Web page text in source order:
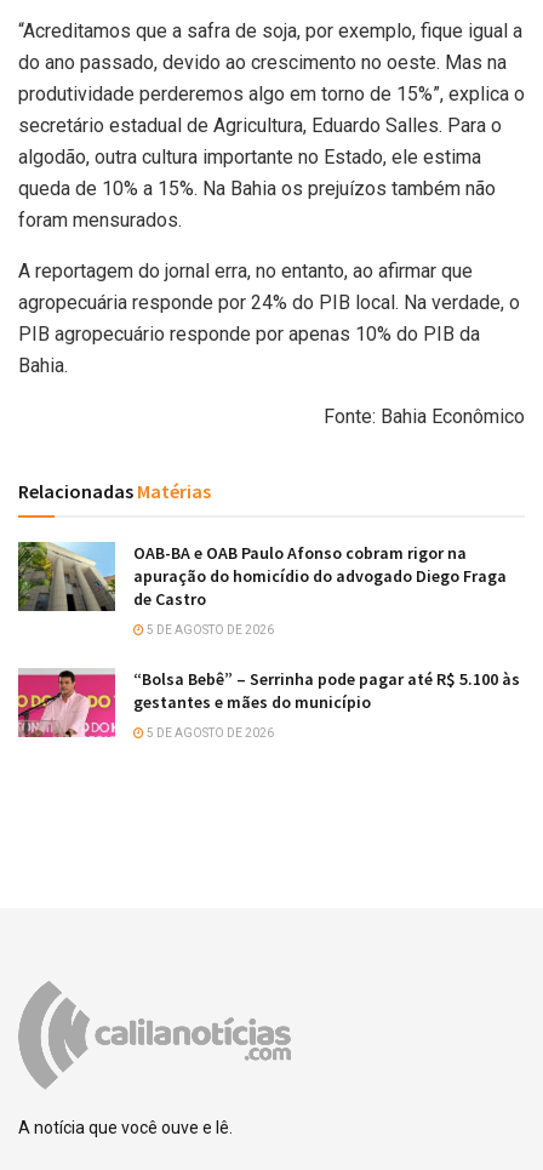
“Acreditamos que a safra de soja, por exemplo, fique igual a
do ano passado, devido ao crescimento no oeste. Mas na
produtividade perderemos algo em torno de 15%”, explica o
secretário estadual de Agricultura, Eduardo Salles. Para o
algodão, outra cultura importante no Estado, ele estima
queda de 10% a 15%. Na Bahia os prejuízos também não
foram mensurados.
A reportagem do jornal erra, no entanto, ao afirmar que
agropecuária responde por 24% do PIB local. Na verdade, o
PIB agropecuário responde por apenas 10% do PIB da
Bahia.
Fonte: Bahia Econômico
Relacionadas Matérias
OAB-BA e OAB Paulo Afonso cobram rigor na
apuração do homicídio do advogado Diego Fraga
de Castro
5 DE AGOSTO DE 2026
“Bolsa Bebê” – Serrinha pode pagar até R$ 5.100 às
gestantes e mães do município
5 DE AGOSTO DE 2026
A notícia que você ouve e lê.